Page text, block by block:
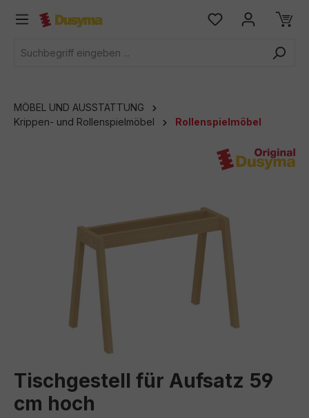
springen
MÖBEL UND AUSSTATTUNG
Krippen- und Rollenspielmöbel
Rollenspielmöbel
Tischgestell für Aufsatz 59
cm hoch